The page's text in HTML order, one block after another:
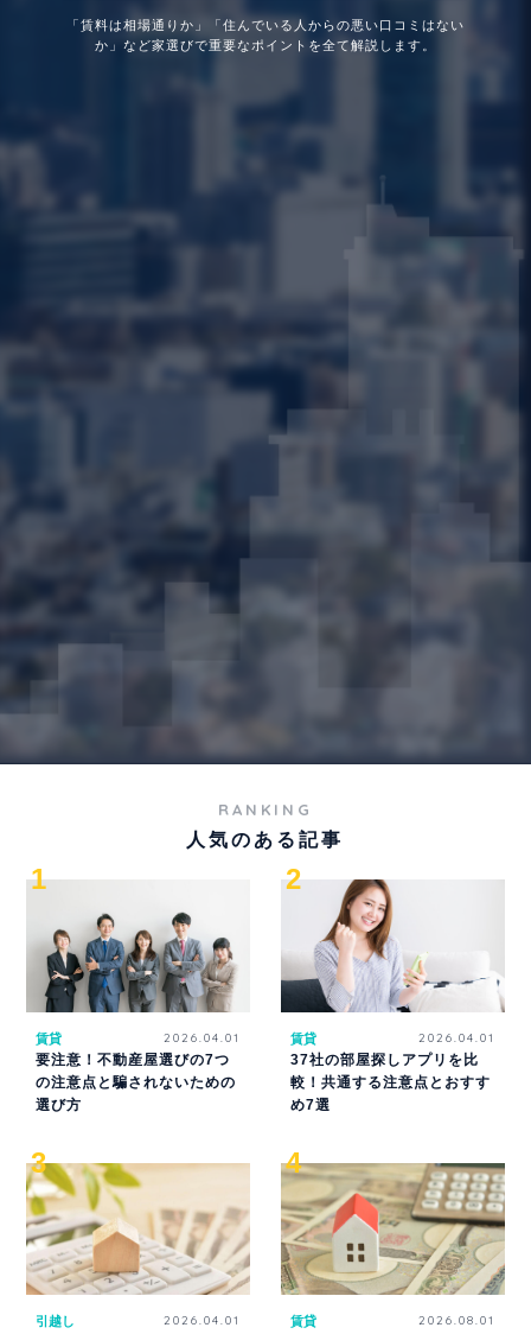
「賃料は相場通りか」「住んでいる人からの悪い口コミはない
か」など家選びで重要なポイントを全て解説します。
RANKING
人気のある記事
賃貸 2026.04.01
要注意！不動産屋選びの7つ
の注意点と騙されないための
選び方
賃貸 2026.04.01
37社の部屋探しアプリを比
較！共通する注意点とおすす
め7選
引越し 2026.04.01 賃貸 2026.08.01